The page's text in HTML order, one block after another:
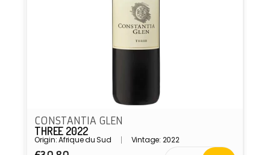
CONSTANTIA GLEN
THREE 2022
Origin: Afrique du Sud Vintage: 2022